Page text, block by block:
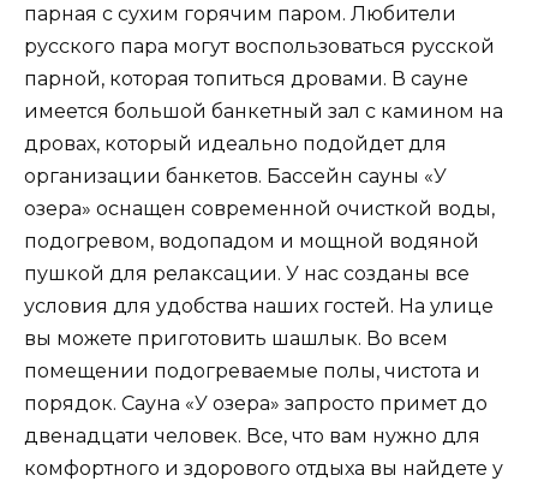
парная с сухим горячим паром. Любители
русского пара могут воспользоваться русской
парной, которая топиться дровами. В сауне
имеется большой банкетный зал с камином на
дровах, который идеально подойдет для
организации банкетов. Бассейн сауны «У
озера» оснащен современной очисткой воды,
подогревом, водопадом и мощной водяной
пушкой для релаксации. У нас созданы все
условия для удобства наших гостей. На улице
вы можете приготовить шашлык. Во всем
помещении подогреваемые полы, чистота и
порядок. Сауна «У озера» запросто примет до
двенадцати человек. Все, что вам нужно для
комфортного и здорового отдыха вы найдете у